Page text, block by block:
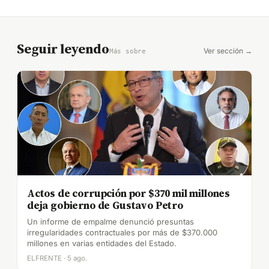
Seguir leyendoMás sobre Ver sección →
Actos de corrupción por $370 mil millones
deja gobierno de Gustavo Petro
Un informe de empalme denunció presuntas
irregularidades contractuales por más de $370.000
millones en varias entidades del Estado.
ELFRENTE · 5 ago.